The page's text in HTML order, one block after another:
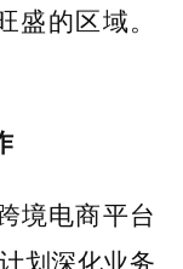
的区域。
境电商平台
划深化业务